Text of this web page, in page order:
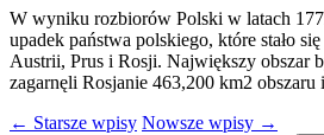
W wyniku rozbiorów Polski w latach
upadek państwa polskiego, które stało
Austrii, Prus i Rosji. Największy obszar
zagarnęli Rosjanie 463,200 km2 obszaru
← Starsze wpisy Nowsze wpisy →